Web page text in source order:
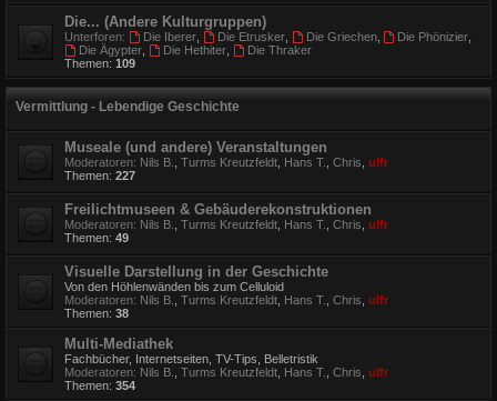
Die... (Andere Kulturgruppen)
Unterforen: Die Iberer, Die Etrusker, Die Griechen, Die Phönizier
Die Ägypter, Die Hethiter,
Die Thraker
Themen: 109
Vermittlung - Lebendige Geschichte
Museale (und andere) Veranstaltungen
Moderatoren: Nils B. Turms Kreutzfeldt Hans T. Chris ulfr
Themen: 227
Freilichtmuseen & Gebäuderekonstruktionen
Moderatoren: Nils B. Turms Kreutzfeldt Hans T. Chris ulfr
Themen: 49
Visuelle Darstellung in der Geschichte
Von den Höhlenwänden bis zum Celluloid
Moderatoren: Nils B. Turms Kreutzfeldt Hans T. Chris ulfr
Themen: 38
Multi-Mediathek
Fachbücher, Internetseiten, TV-Tips, Belletristik
Moderatoren: Nils B. Turms Kreutzfeldt Hans T. Chris ulfr
Themen: 354